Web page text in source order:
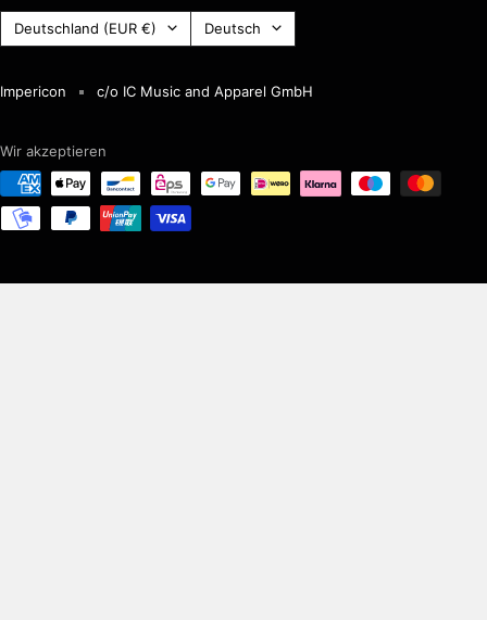
Land
(Währung)
Deutschland (EUR €) Sprache
Deutsch
Impericon c/o IC Music and Apparel GmbH
Wir akzeptieren